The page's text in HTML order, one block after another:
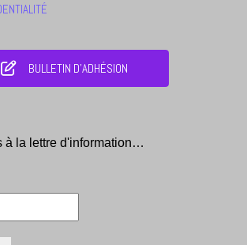
BULLETIN D'ADHÉSION
à la lettre d'information…